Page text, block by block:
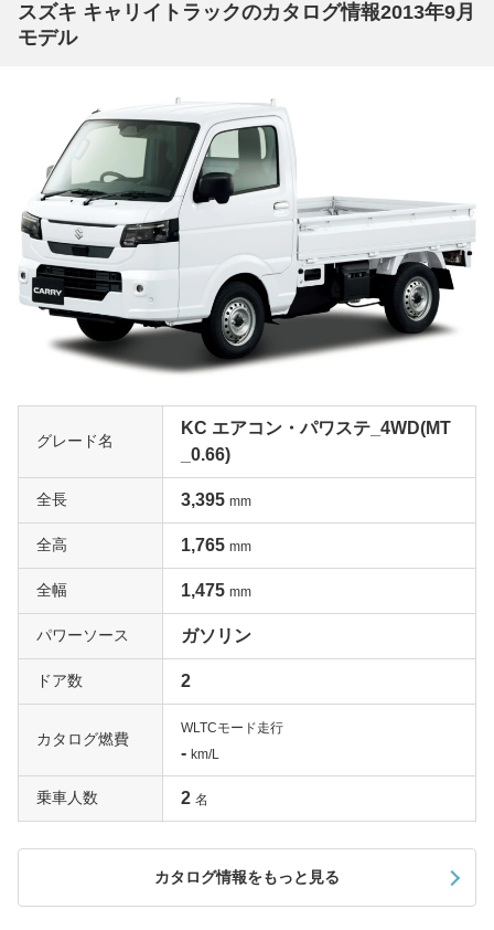
スズキ キャリイトラックのカタログ情報2013年9月
モデル
グレード名
KC エアコン・パワステ_4WD(MT
_0.66)
全長 3,395 mm
全高 1,765 mm
全幅 1,475 mm
パワーソース ガソリン
ドア数 2
カタログ燃費
WLTCモード走行
- km/L
乗車人数 2 名
カタログ情報をもっと見る